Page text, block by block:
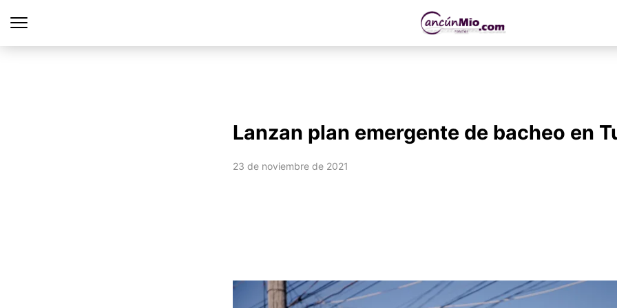
Lanzan plan emergente de bacheo en
23 de noviembre de 2021